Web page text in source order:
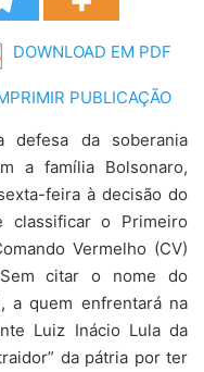
DOWNLOAD EM PDF
PUBLICAÇÃO
da soberania
a família Bolsonaro,
feira à decisão do
classificar o Primeiro
Vermelho (CV)
citar o nome do
a quem enfrentará na
Luiz Inácio Lula da
da pátria por ter